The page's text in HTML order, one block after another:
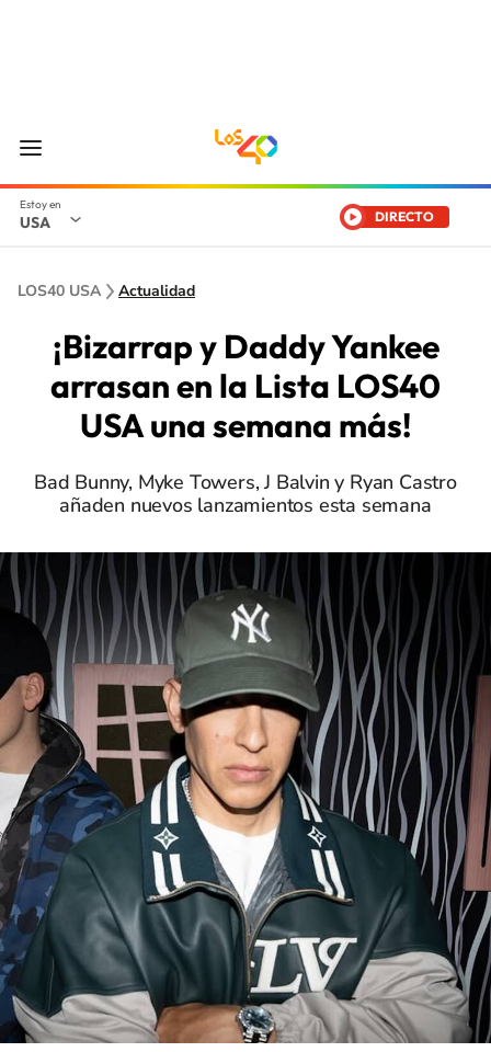
USA DIRECTO
LOS40 USA Actualidad
¡Bizarrap y Daddy Yankee
arrasan en la Lista LOS40
USA una semana más!
Bad Bunny, Myke Towers, J Balvin y Ryan Castro
añaden nuevos lanzamientos esta semana